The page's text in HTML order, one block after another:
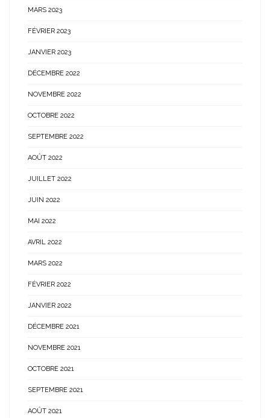
MARS 2023
FÉVRIER 2023
JANVIER 2023
DÉCEMBRE 2022
NOVEMBRE 2022
OCTOBRE 2022
SEPTEMBRE 2022
AOÛT 2022
JUILLET 2022
JUIN 2022
MAI 2022
AVRIL 2022
MARS 2022
FÉVRIER 2022
JANVIER 2022
DÉCEMBRE 2021
NOVEMBRE 2021
OCTOBRE 2021
SEPTEMBRE 2021
AOÛT 2021